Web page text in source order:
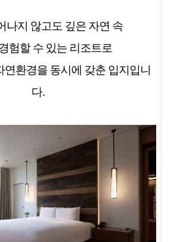
나지 않고도 깊은 자연 속
험할 수 있는 리조트로
연환경을 동시에 갖춘 입지입니
다.